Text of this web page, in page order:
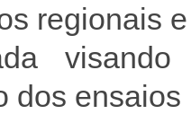
regionais
dos